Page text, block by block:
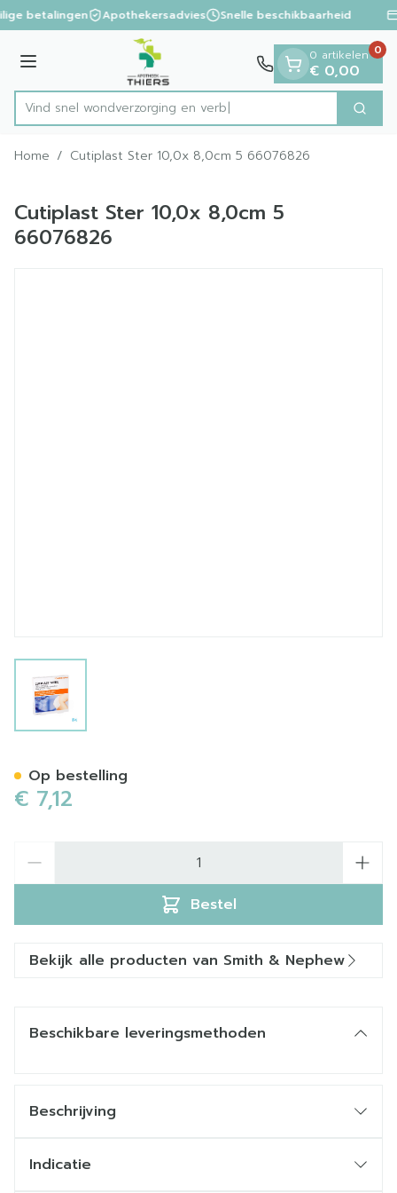
Ga naar de inhoud
1 van 1
betalingen Apothekersadvies Snelle beschikbaarheid
Menu
Product, merk, categorie...
Vind snel wondverzorgin Zoek
0 artikelen
€ 0,00
0
Home / Cutiplast Ster 10,0x 8,0cm 5 66076826
Cutiplast Ster 10,0x 8,0cm 5
66076826
€ 7,12
Bestel
Op bestelling
Bekijk alle producten van Smith & Nephew
Beschikbare leveringsmethoden
Beschrijving
Indicatie